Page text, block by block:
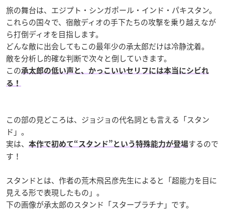
旅の舞台は、エジプト・シンガポール・インド・パキスタン。
これらの国々で、宿敵ディオの手下たちの攻撃を乗り越えなが
ら打倒ディオを目指します。
どんな敵に出会してもこの最年少の承太郎だけは冷静沈着。
敵を分析し的確な判断で次々と倒していきます。
この承太郎の低い声と、かっこいいセリフには本当にシビれ
る！
この部の見どころは、ジョジョの代名詞とも言える「スタン
ド」。
実は、
本作で初めて“スタンド”という特殊能力が登場するので
す！
スタンドとは、作者の荒木飛呂彦先生によると「超能力を目に
見える形で表現したもの」。
下の画像が承太郎のスタンド「スタープラチナ」です。